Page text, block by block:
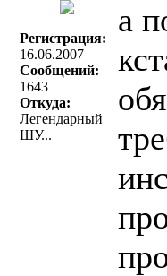
Регистрация:
16.06.2007
Сообщений:
1643
Откуда:
Легендарный
ШУ...
а